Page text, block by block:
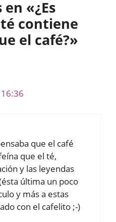
«¿Es
contiene
el café?»
que el café
que el té,
y las leyendas
última un poco
y más a estas
con el cafelito ;-)